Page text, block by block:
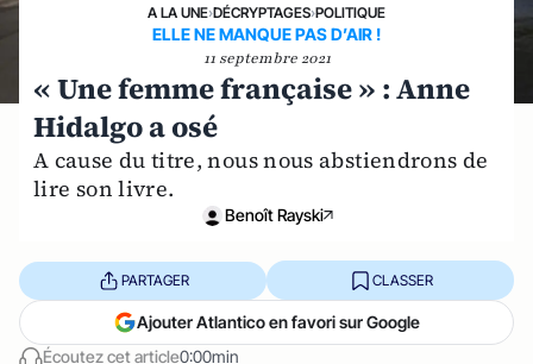
A LA UNE›DÉCRYPTAGES›POLITIQUE
ELLE NE MANQUE PAS D’AIR !
11 septembre 2021
« Une femme française » : Anne
Hidalgo a osé
A cause du titre, nous nous abstiendrons de
lire son livre.
Benoît Rayski
Écoutez cet article0:00min
PARTAGER CLASSER
Ajouter Atlantico en favori sur Google